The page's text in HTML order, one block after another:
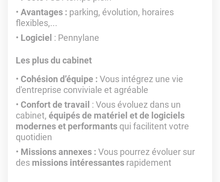
Avantages : parking, évolution, horaires
flexibles,...
Logiciel : Pennylane
Les plus du cabinet
Cohésion d’équipe : Vous intégrez une vie
d'entreprise conviviale et agréable
Confort de travail : Vous évoluez dans un
cabinet, équipés de matériel et de logiciels
modernes et performants qui facilitent votre
quotidien
Missions annexes : Vous pourrez évoluer sur
des missions intéressantes rapidement